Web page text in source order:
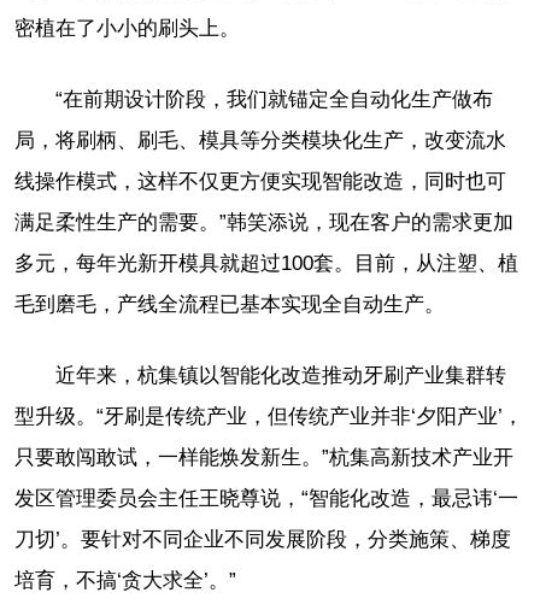
密植在了小小的刷头上。
“在前期设计阶段，我们就锚定全自动化生产做布
局，将刷柄、刷毛、模具等分类模块化生产，改变流水
线操作模式，这样不仅更方便实现智能改造，同时也可
满足柔性生产的需要。”韩笑添说，现在客户的需求更加
多元，每年光新开模具就超过100套。目前，从注塑、植
毛到磨毛，产线全流程已基本实现全自动生产。
近年来，杭集镇以智能化改造推动牙刷产业集群转
型升级。“牙刷是传统产业，但传统产业并非‘夕阳产业’，
只要敢闯敢试，一样能焕发新生。”杭集高新技术产业开
发区管理委员会主任王晓尊说，“智能化改造，最忌讳‘一
刀切’。要针对不同企业不同发展阶段，分类施策、梯度
培育，不搞‘贪大求全’。”